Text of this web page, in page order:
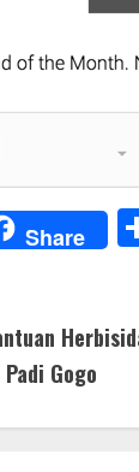
Share
Gogo